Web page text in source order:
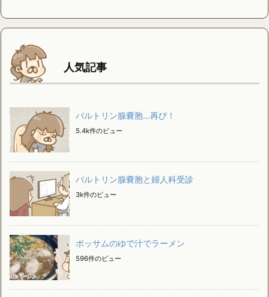
人気記事
バルトリン腺嚢胞…再び！
5.4k件のビュー
バルトリン腺嚢胞と婦人科受診
3k件のビュー
ポッサムのゆで汁でラーメン
596件のビュー